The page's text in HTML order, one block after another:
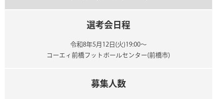
選考会日程
令和8年5月12日(火)19:00～
コーエィ前橋フットボールセンター(前橋市)
募集人数